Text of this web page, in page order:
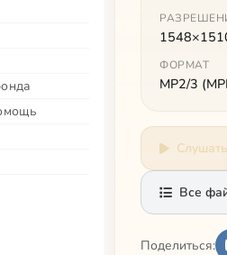
ФОРМАТ
MP2/3
Слушать
Все
Поделиться: